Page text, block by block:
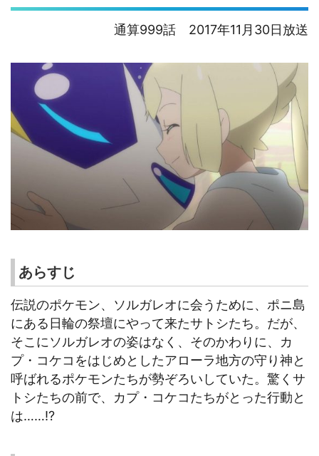
通算999話 2017年11月30日放送
あらすじ
伝説のポケモン、ソルガレオに会うために、ポニ島
にある日輪の祭壇にやって来たサトシたち。だが、
そこにソルガレオの姿はなく、そのかわりに、カ
プ・コケコをはじめとしたアローラ地方の守り神と
呼ばれるポケモンたちが勢ぞろいしていた。驚くサ
トシたちの前で、カプ・コケコたちがとった行動と
は……!?